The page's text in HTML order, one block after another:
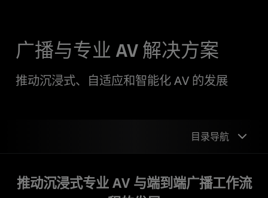
广播与专业 AV 解决方案
推动沉浸式、自适应和智能化 AV 的发展
目录导航
应用
推动沉浸式专业 AV 与端到端广播工作流